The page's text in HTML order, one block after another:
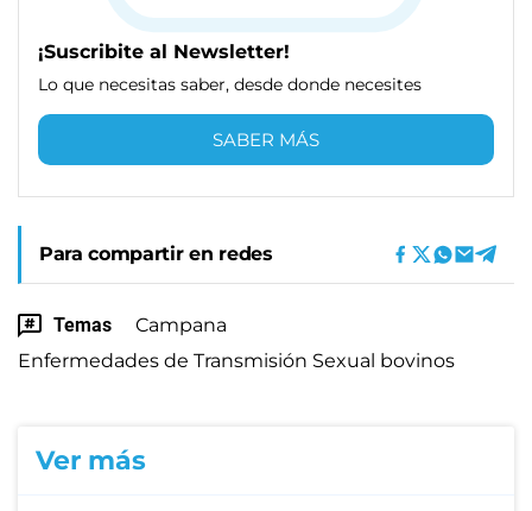
¡Suscribite al Newsletter!
Lo que necesitas saber, desde donde necesites
SABER MÁS
Para compartir en redes
Temas
Campana
Enfermedades de Transmisión Sexual bovinos
Ver más